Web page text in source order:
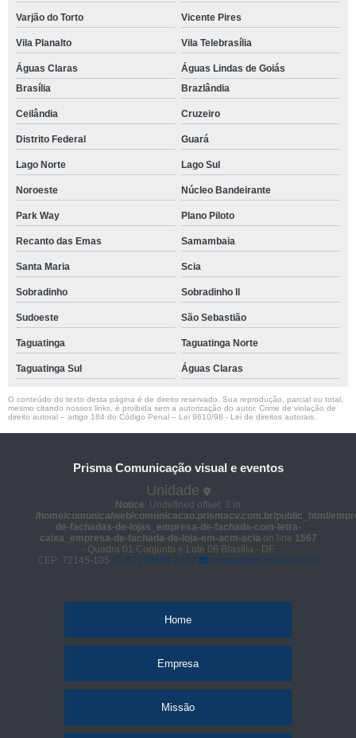
Varjão do Torto Vicente Pires
Vila Planalto Vila Telebrasília
Águas Claras
Águas Lindas de Goiás
Brasília
Brazlândia
Ceilândia Cruzeiro
Distrito Federal Guará
Lago Norte Lago Sul
Noroeste Núcleo Bandeirante
Park Way Plano Piloto
Recanto das Emas Samambaia
Santa Maria Scia
Sobradinho Sobradinho ll
Sudoeste São Sebastião
Taguatinga Taguatinga Norte
Taguatinga Sul Águas Claras
O conteúdo do texto desta página é de direito reservado. Sua reprodução, parcial ou total,
mesmo citando nossos links, é proibida sem a autorização do autor. Crime de violação de
direito autoral – artigo 184 do Código Penal – Lei 9610/98 - Lei de direitos autorais
Prisma Comunicação visual e eventos
Unidade
Notice: Undefined offset: 3 in
/home/comunica/web/comunicacao.prismacv.com.br/public_html/
de-fachadas-de-lojas_empresa-de-fachada-com-letra-
caixa_empresa-de-fachada-de-loja-em-acm-sciaon line 1567
- Quadra 01 Conjunto e Lote 06 Brasília - DF
CEP: 72145-105
(61) 98664-2818 prisma@prismacv.com.br
Home
Empresa
Missão